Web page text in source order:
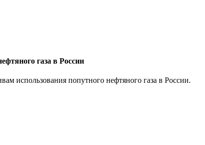
газа в России
использования попутного нефтяного газа в России.